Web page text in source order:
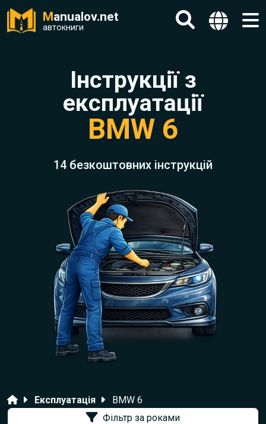
Manualov.net
автокниги
Інструкції з
експлуатації
BMW 6
14 безкоштовних інструкцій
ГоловнаЕксплуатація
BMW 6
Фільтр за роками